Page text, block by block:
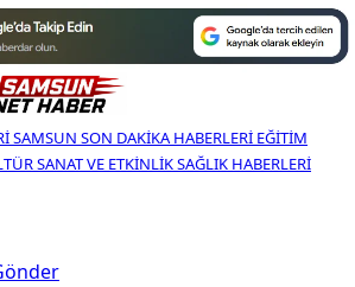
SAMSUN SON DAKIKA HABERLERI EĞITIM
SANAT VE ETKINLIKSAĞLIK HABERLERI